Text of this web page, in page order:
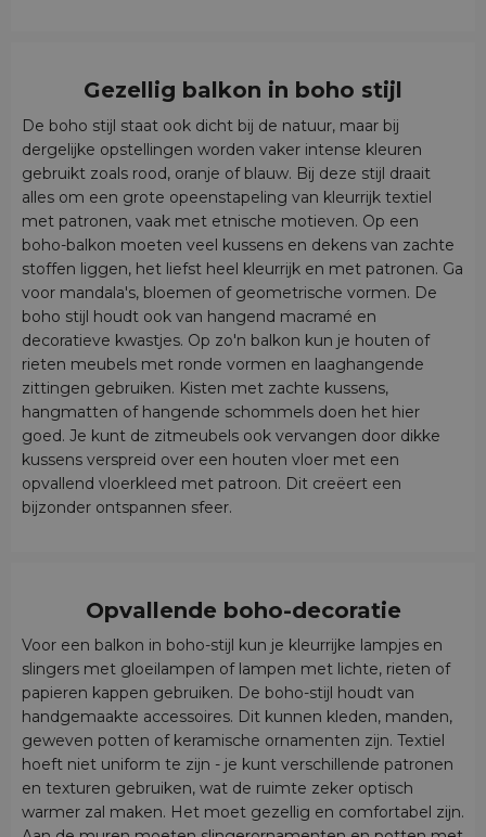
Gezellig balkon in boho stijl
De boho stijl staat ook dicht bij de natuur, maar bij
dergelijke opstellingen worden vaker intense kleuren
gebruikt zoals rood, oranje of blauw. Bij deze stijl draait
alles om een grote opeenstapeling van kleurrijk textiel
met patronen, vaak met etnische motieven. Op een
boho-balkon moeten veel kussens en dekens van zachte
stoffen liggen, het liefst heel kleurrijk en met patronen. Ga
voor mandala's, bloemen of geometrische vormen. De
boho stijl houdt ook van hangend macramé en
decoratieve kwastjes. Op zo'n balkon kun je houten of
rieten meubels met ronde vormen en laaghangende
zittingen gebruiken. Kisten met zachte kussens,
hangmatten of hangende schommels doen het hier
goed. Je kunt de zitmeubels ook vervangen door dikke
kussens verspreid over een houten vloer met een
opvallend vloerkleed met patroon. Dit creëert een
bijzonder ontspannen sfeer.
Opvallende boho-decoratie
Voor een balkon in boho-stijl kun je kleurrijke lampjes en
slingers met gloeilampen of lampen met lichte, rieten of
papieren kappen gebruiken. De boho-stijl houdt van
handgemaakte accessoires. Dit kunnen kleden, manden,
geweven potten of keramische ornamenten zijn. Textiel
hoeft niet uniform te zijn - je kunt verschillende patronen
en texturen gebruiken, wat de ruimte zeker optisch
warmer zal maken. Het moet gezellig en comfortabel zijn.